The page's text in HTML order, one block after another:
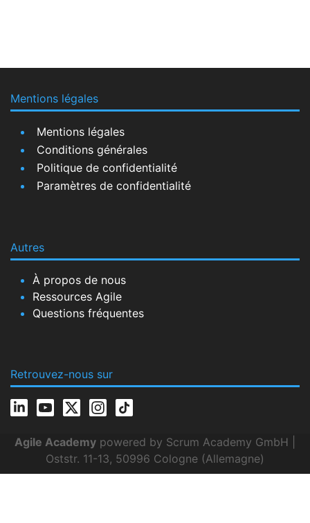
Mentions légales
Mentions légales
Conditions générales
Politique de confidentialité
Paramètres de confidentialité
Autres
À propos de nous
Ressources Agile
Questions fréquentes
Retrouvez-nous sur
Agile Academy powered by Scrum Academy GmbH |
Oststr. 11-13, 50996 Cologne (Allemagne)